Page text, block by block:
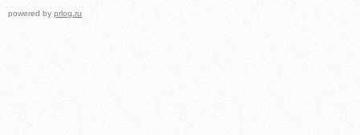
powered by prlog.ru